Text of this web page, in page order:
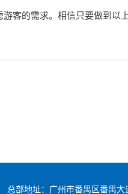
客的需求。相信只要做到以
总部地址：广州市番禺区番禺大